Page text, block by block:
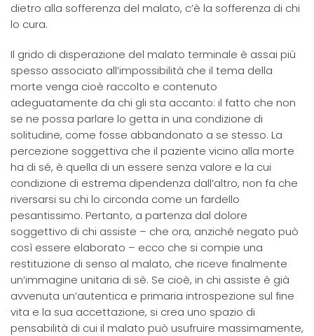
dietro alla sofferenza del malato, c’è la sofferenza di chi
lo cura.
Il grido di disperazione del malato terminale è assai più
spesso associato all’impossibilità che il tema della
morte venga cioè raccolto e contenuto
adeguatamente da chi gli sta accanto: il fatto che non
se ne possa parlare lo getta in una condizione di
solitudine, come fosse abbandonato a se stesso. La
percezione soggettiva che il paziente vicino alla morte
ha di sé, è quella di un essere senza valore e la cui
condizione di estrema dipendenza dall’altro, non fa che
riversarsi su chi lo circonda come un fardello
pesantissimo. Pertanto, a partenza dal dolore
soggettivo di chi assiste – che ora, anziché negato può
così essere elaborato – ecco che si compie una
restituzione di senso al malato, che riceve finalmente
un’immagine unitaria di sè. Se cioè, in chi assiste è già
avvenuta un’autentica e primaria introspezione sul fine
vita e la sua accettazione, si crea uno spazio di
pensabilità di cui il malato può usufruire massimamente,